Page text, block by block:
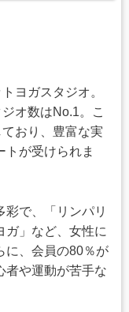
ヨガスタジオ。
オ数はNo.1。こ
おり、豊富な実
が受けられま
で、「リンパリ
ガ」など、女性に
に、会員の80％が
者や運動が苦手な